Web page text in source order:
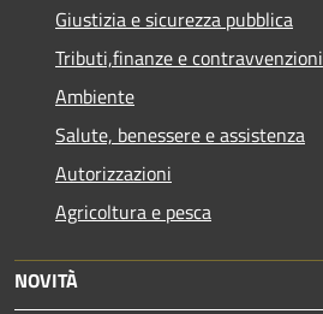
Giustizia e sicurezza pubblica
Tributi,finanze e contravvenzioni
Ambiente
Salute, benessere e assistenza
Autorizzazioni
Agricoltura e pesca
NOVITÀ